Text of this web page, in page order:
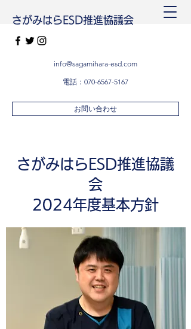
さがみはらESD推進協議会
info@sagamihara-esd.com
電話：070-6567-5167
お問い合わせ
さがみはらESD推進協議
会
2024年度基本方針